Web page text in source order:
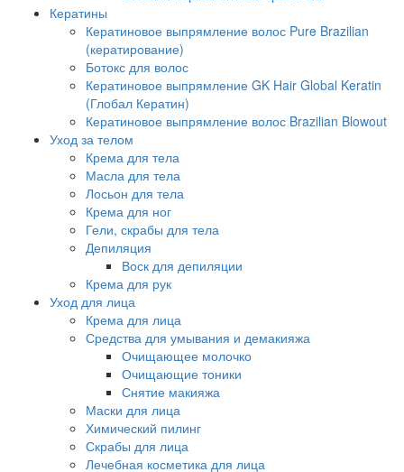
Кератины
Кератиновое выпрямление волос Pure Brazilian
(кератирование)
Ботокс для волос
Кератиновое выпрямление GK Hair Global Keratin
(Глобал Кератин)
Кератиновое выпрямление волос Brazilian Blowout
Уход за телом
Крема для тела
Масла для тела
Лосьон для тела
Крема для ног
Гели, скрабы для тела
Депиляция
Воск для депиляции
Крема для рук
Уход для лица
Крема для лица
Средства для умывания и демакияжа
Очищающее молочко
Очищающие тоники
Снятие макияжа
Маски для лица
Химический пилинг
Скрабы для лица
Лечебная косметика для лица